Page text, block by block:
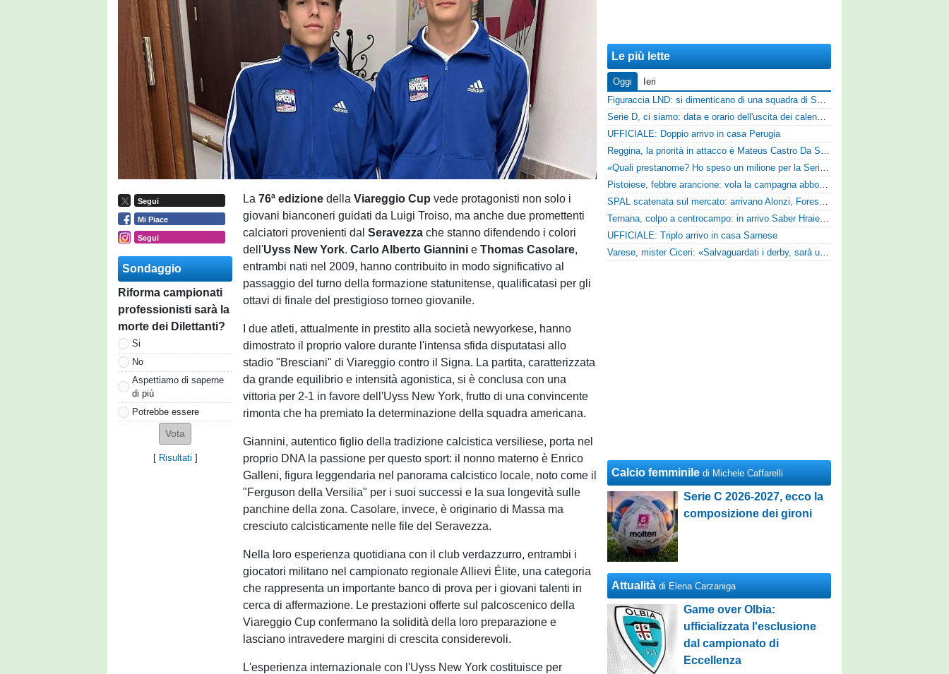
Segui
Mi Piace
Segui
Sondaggio
Riforma campionati
professionisti sarà la
morte dei Dilettanti?
Si
No
Aspettiamo di saperne
di più
Potrebbe essere
[ Risultati ]
La76ª edizione dellaViareggio Cup vede protagonisti non solo i
giovani bianconeri guidati da Luigi Troiso, ma anche due promettenti
calciatori provenienti dalSeravezzache stanno difendendo i colori
dell'Uyss New York.Carlo Alberto Giannini eThomas Casolare,
entrambi nati nel 2009, hanno contribuito in modo significativo al
passaggio del turno della formazione statunitense, qualificatasi per gli
ottavi di finale del prestigioso torneo giovanile.
I due atleti, attualmente in prestito alla società newyorkese, hanno
dimostrato il proprio valore durante l'intensa sfida disputatasi allo
stadio "Bresciani" di Viareggio contro il Signa. La partita, caratterizzata
da grande equilibrio e intensità agonistica, si è conclusa con una
vittoria per 2-1 in favore dell'Uyss New York, frutto di una convincente
rimonta che ha premiato la determinazione della squadra americana.
Giannini, autentico figlio della tradizione calcistica versiliese, porta nel
proprio DNA la passione per questo sport: il nonno materno è Enrico
Galleni, figura leggendaria nel panorama calcistico locale, noto come il
"Ferguson della Versilia" per i suoi successi e la sua longevità sulle
panchine della zona. Casolare, invece, è originario di Massa ma
cresciuto calcisticamente nelle file del Seravezza.
Nella loro esperienza quotidiana con il club verdazzurro, entrambi i
giocatori militano nel campionato regionale Allievi Élite, una categoria
che rappresenta un importante banco di prova per i giovani talenti in
cerca di affermazione. Le prestazioni offerte sul palcoscenico della
Viareggio Cup confermano la solidità della loro preparazione e
lasciano intravedere margini di crescita considerevoli.
L'esperienza internazionale con l'Uyss New York costituisce per
Le più lette
Oggi
Ieri
Figuraccia LND: si dimenticano di una squadra di Serie D, è da rifare il programma Coppa Italia
Serie D, ci siamo: data e orario dell'uscita dei calendari ufficiali
UFFICIALE: Doppio arrivo in casa Perugia
Reggina, la priorità in attacco è Mateus Castro Da Silva: ore decisive per la fumata bianca
«Quali prestanome? Ho speso un milione per la Serie D»: Bandecchi rompe il silenzio sul futuro della Ternana
Pistoiese, febbre arancione: vola la campagna abbonamenti, superata quota 750 tessere
SPAL scatenata sul mercato: arrivano Alonzi, Foresta, Munaretto e Tobia
Ternana, colpo a centrocampo: in arrivo Saber Hraiech, per Scappini si attende l'accordo
UFFICIALE: Triplo arrivo in casa Sarnese
Varese, mister Ciceri: «Salvaguardati i derby, sarà un campionato avvincente»
Calcio femminile di Michele Caffarelli
Serie C 2026-2027, ecco la
composizione dei gironi
Attualità di Elena Carzaniga
Game over Olbia:
ufficializzata l'esclusione
dal campionato di
Eccellenza